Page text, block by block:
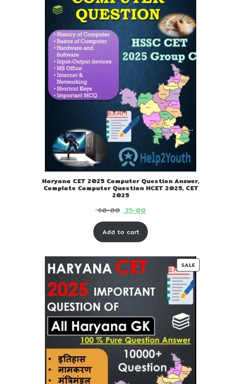
Haryana CET 2025 Computer Question Answer,
Complate Computer Question HCET 2025, CET
2025
60-00 Original
price
was:
00.
35-00Current
price
is:
00.
Add to cart
SALE
ON